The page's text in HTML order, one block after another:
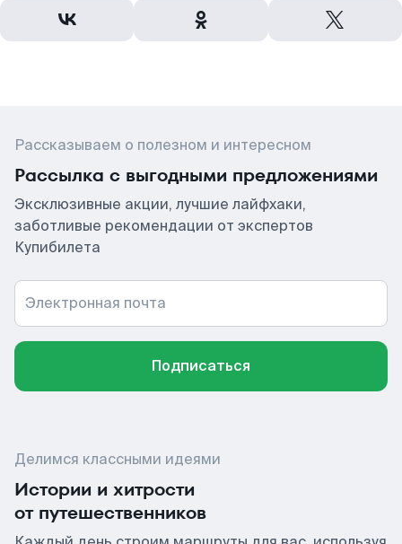
Рассказываем о полезном и интересном
Рассылка с выгодными предложениями
Эксклюзивные акции, лучшие лайфхаки,
заботливые рекомендации от экспертов
Купибилета
Электронная почта
Подписаться
Делимся классными идеями
Истории и хитрости
от путешественников